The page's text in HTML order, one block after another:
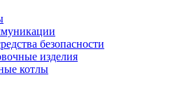
безопасности
изделия
котлы